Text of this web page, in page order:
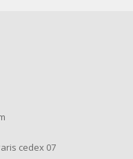
cedex 07